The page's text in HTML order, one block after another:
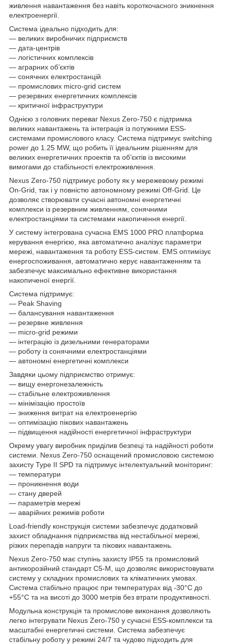
живлення навантаження без навіть короткочасного зникнення
електроенергії.
Система ідеально підходить для:
— великих виробничих підприємств
— дата-центрів
— логістичних комплексів
— аграрних об’єктів
— сонячних електростанцій
— промислових micro-grid систем
— резервних енергетичних комплексів
— критичної інфраструктури
Однією з головних переваг Nexus Zero-750 є підтримка
великих навантажень та інтеграція із потужними ESS-
системами промислового класу. Система підтримує switching
power до 1.25 MW, що робить її ідеальним рішенням для
великих енергетичних проектів та об’єктів із високими
вимогами до стабільності електроживлення.
Nexus Zero-750 підтримує роботу як у мережевому режимі
On-Grid, так і у повністю автономному режимі Off-Grid. Це
дозволяє створювати сучасні автономні енергетичні
комплекси із резервним живленням, сонячними
електростанціями та системами накопичення енергії.
У систему інтегрована сучасна EMS 1000 PRO платформа
керування енергією, яка автоматично аналізує параметри
мережі, навантаження та роботу ESS-систем. EMS оптимізує
енергоспоживання, автоматично керує навантаженням та
забезпечує максимально ефективне використання
накопиченої енергії.
Система підтримує:
— Peak Shaving
— балансування навантаження
— резервне живлення
— micro-grid режими
— інтеграцію із дизельними генераторами
— роботу із сонячними електростанціями
— автономні енергетичні комплекси
Завдяки цьому підприємство отримує:
— вищу енергонезалежність
— стабільне електроживлення
— мінімізацію простоїв
— зниження витрат на електроенергію
— оптимізацію пікових навантажень
— підвищення надійності енергетичної інфраструктури
Окрему увагу виробник приділив безпеці та надійності роботи
системи. Nexus Zero-750 оснащений промисловою системою
захисту Type II SPD та підтримує інтелектуальний моніторинг:
— температури
— проникнення води
— стану дверей
— параметрів мережі
— аварійних режимів роботи
Load-friendly конструкція системи забезпечує додатковий
захист обладнання підприємства від нестабільної мережі,
різких перепадів напруги та пікових навантажень.
Nexus Zero-750 має ступінь захисту IP55 та промисловий
антикорозійний стандарт C5-M, що дозволяє використовувати
систему у складних промислових та кліматичних умовах.
Система стабільно працює при температурах від -30°C до
+55°C та на висоті до 3000 метрів без втрати продуктивності.
Модульна конструкція та промислове виконання дозволяють
легко інтегрувати Nexus Zero-750 у сучасні ESS-комплекси та
масштабні енергетичні системи. Система забезпечує
стабільну роботу у режимі 24/7 та чудово підходить для